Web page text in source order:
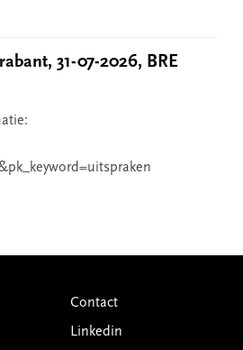
31-07-2026, BRE
Contact
Linkedin